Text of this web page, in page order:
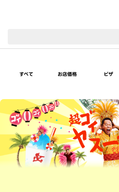
すべて お店価格 ピザ
超ゴイゴイヤスー夏祭